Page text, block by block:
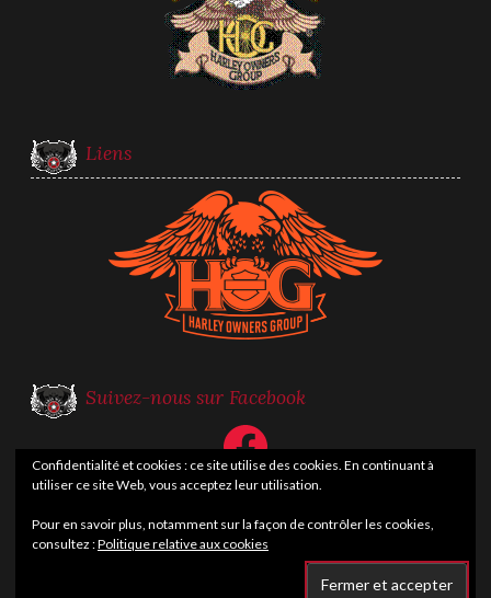
Liens
Suivez-nous sur Facebook
Facebook
Confidentialité et cookies : ce site utilise des cookies. En continuant à
utiliser ce site Web, vous acceptez leur utilisation.
Pour en savoir plus, notamment sur la façon de contrôler les cookies,
consultez :Politique relative aux cookies